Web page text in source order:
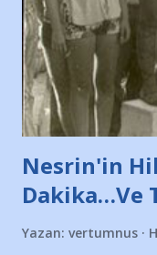
ait tanıtıcı ilanların
Belediyesi ile
de kınıyoruz'' diye de
yazının hemen
Nesrin'in
Dakika…Ve
Yazan: vertumnus